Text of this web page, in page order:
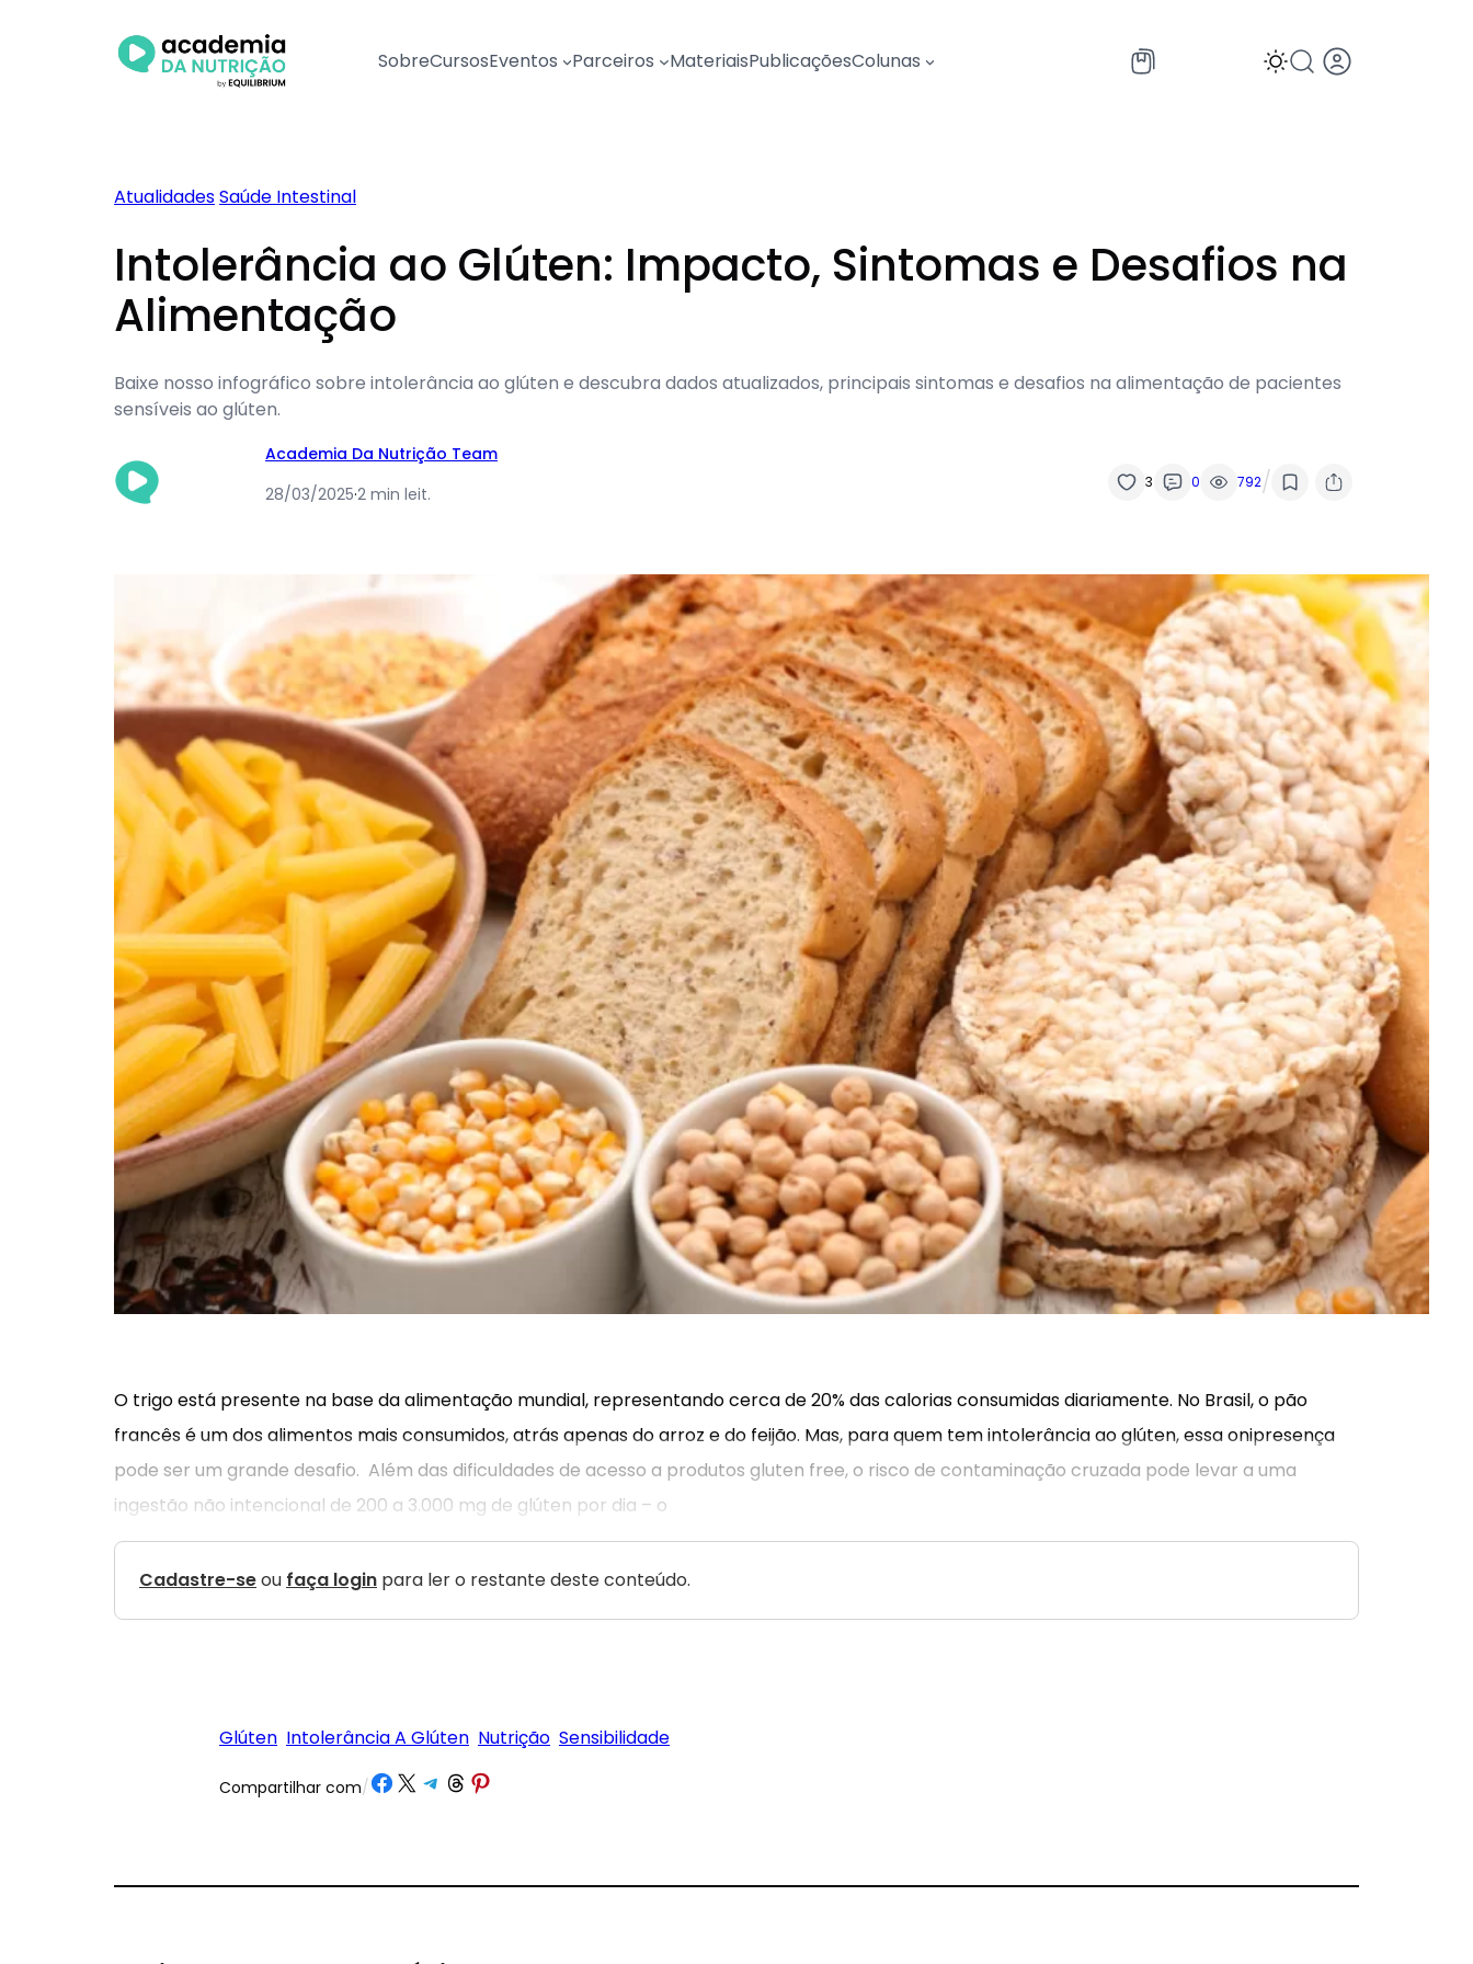
SobreCursosEventos Parceiros MateriaisPublicaçõesColunas
AtualidadesSaúde Intestinal
Intolerância ao Glúten: Impacto, Sintomas e Desafios na
Alimentação
Baixe nosso infográfico sobre intolerância ao glúten e descubra dados atualizados, principais sintomas e desafios na alimentação de pacientes
sensíveis ao glúten.
Academia Da Nutrição Team
28/03/2025·2 min leit.
3 0 792/
O trigo está presente na base da alimentação mundial, representando cerca de 20% das calorias consumidas diariamente. No Brasil, o pão
francês é um dos alimentos mais consumidos, atrás apenas do arroz e do feijão. Mas, para quem tem intolerância ao glúten, essa onipresença
pode ser um grande desafio. Além das dificuldades de acesso a produtos gluten free, o risco de contaminação cruzada pode levar a uma
ingestão não intencional de 200 a 3.000 mg de glúten por dia – o
Cadastre-seou faça login para ler o restante deste conteúdo.
Glúten Intolerância A Glúten Nutrição Sensibilidade
Compartilhar com/ Share on Facebook
Share on X Share on Telegram
Share on Threads
Share on Pinterest